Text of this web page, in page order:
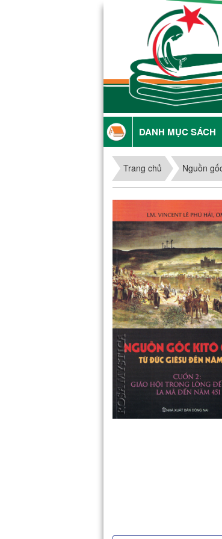
DANH MỤC SÁCH
Trang chủ Nguồn